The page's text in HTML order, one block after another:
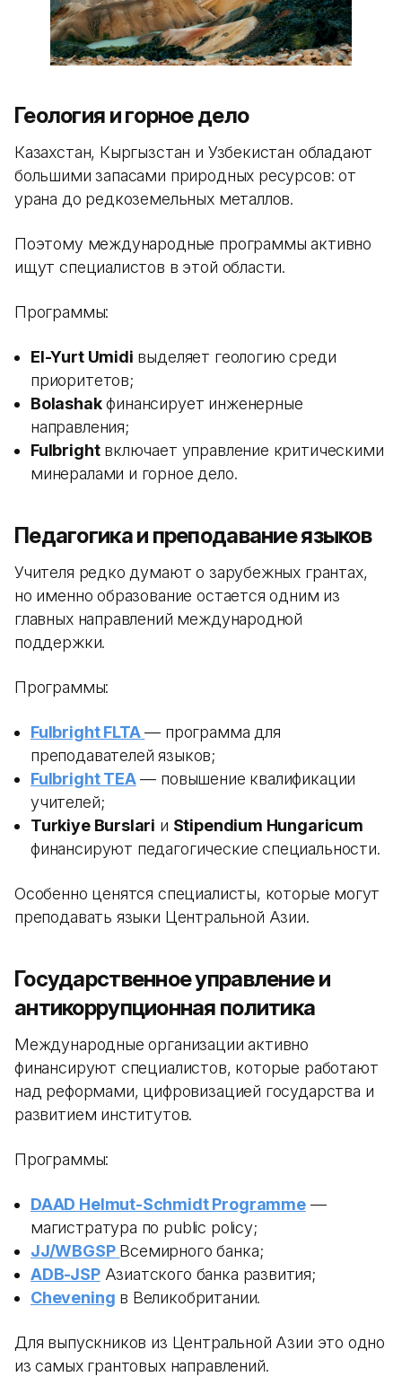
Геология и горное дело
Казахстан, Кыргызстан и Узбекистан обладают
большими запасами природных ресурсов: от
урана до редкоземельных металлов.
Поэтому международные программы активно
ищут специалистов в этой области.
Программы:
El-Yurt Umidi выделяет геологию среди
приоритетов;
Bolashakфинансирует инженерные
направления;
Fulbrightвключает управление критическими
минералами и горное дело.
Педагогика и преподавание языков
Учителя редко думают о зарубежных грантах,
но именно образование остается одним из
главных направлений международной
поддержки.
Программы:
Fulbright FLTA — программа для
преподавателей языков;
Fulbright TEA— повышение квалификации
учителей;
Turkiye Burslari и Stipendium Hungaricum
финансируют педагогические специальности.
Особенно ценятся специалисты, которые могут
преподавать языки Центральной Азии.
Государственное управление и
антикоррупционная политика
Международные организации активно
финансируют специалистов, которые работают
над реформами, цифровизацией государства и
развитием институтов.
Программы:
DAAD Helmut-Schmidt Programme—
магистратура по public policy;
JJ/WBGSP Всемирного банка;
ADB-JSPАзиатского банка развития;
Chevening в Великобритании.
Для выпускников из Центральной Азии это одно
из самых грантовых направлений.